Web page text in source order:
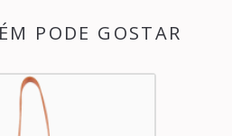
PODE GOSTAR